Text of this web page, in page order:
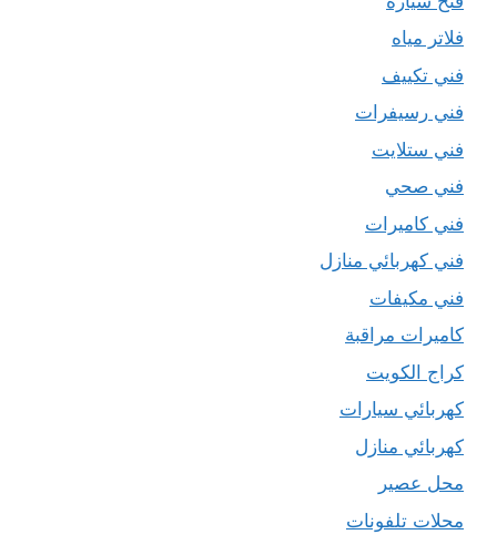
فلاتر مياه
فني تكييف
فني رسيفرات
فني ستلايت
فني صحي
فني كاميرات
فني كهربائي منازل
فني مكيفات
كاميرات مراقبة
كراج الكويت
كهربائي سيارات
كهربائي منازل
محل عصير
محلات تلفونات